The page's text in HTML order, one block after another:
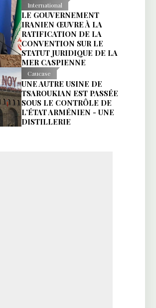
International
LE GOUVERNEMENT
IRANIEN ŒUVRE À LA
RATIFICATION DE LA
CONVENTION SUR LE
STATUT JURIDIQUE DE LA
MER CASPIENNE
Caucase
UNE AUTRE USINE DE
TSAROUKIAN EST PASSÉE
SOUS LE CONTRÔLE DE
L’ÉTAT ARMÉNIEN - UNE
DISTILLERIE